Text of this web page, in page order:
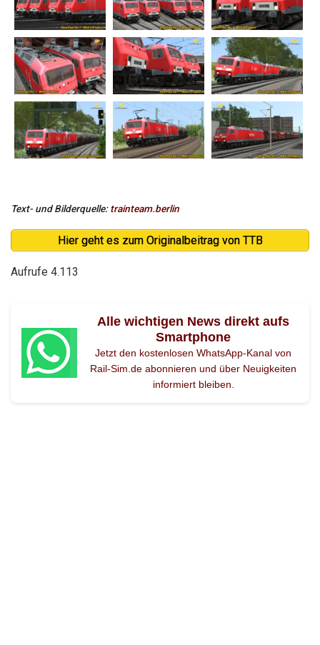
Text- und Bilderquelle:trainteam.berlin
Hier geht es zum Originalbeitrag von TTB
Aufrufe 4.113
Alle wichtigen News direkt aufs
Smartphone
Jetzt den kostenlosen WhatsApp-Kanal von
Rail-Sim.de abonnieren und über Neuigkeiten
informiert bleiben.